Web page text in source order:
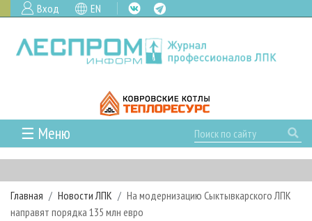
Вход EN
☰ Меню
ГЛАВНАЯ
РУБРИКИ И ТЕМЫ
РУБРИКИ ЖУРНАЛА
НОВОСТИ
Главная Новости ЛПК
На модернизацию Сыктывкарского ЛПК
направят порядка 135 млн евро